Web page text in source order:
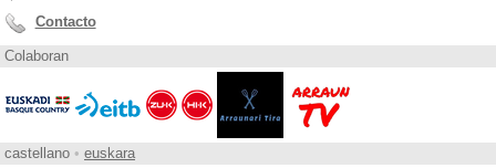
Contacto
Colaboran
castellano • euskara